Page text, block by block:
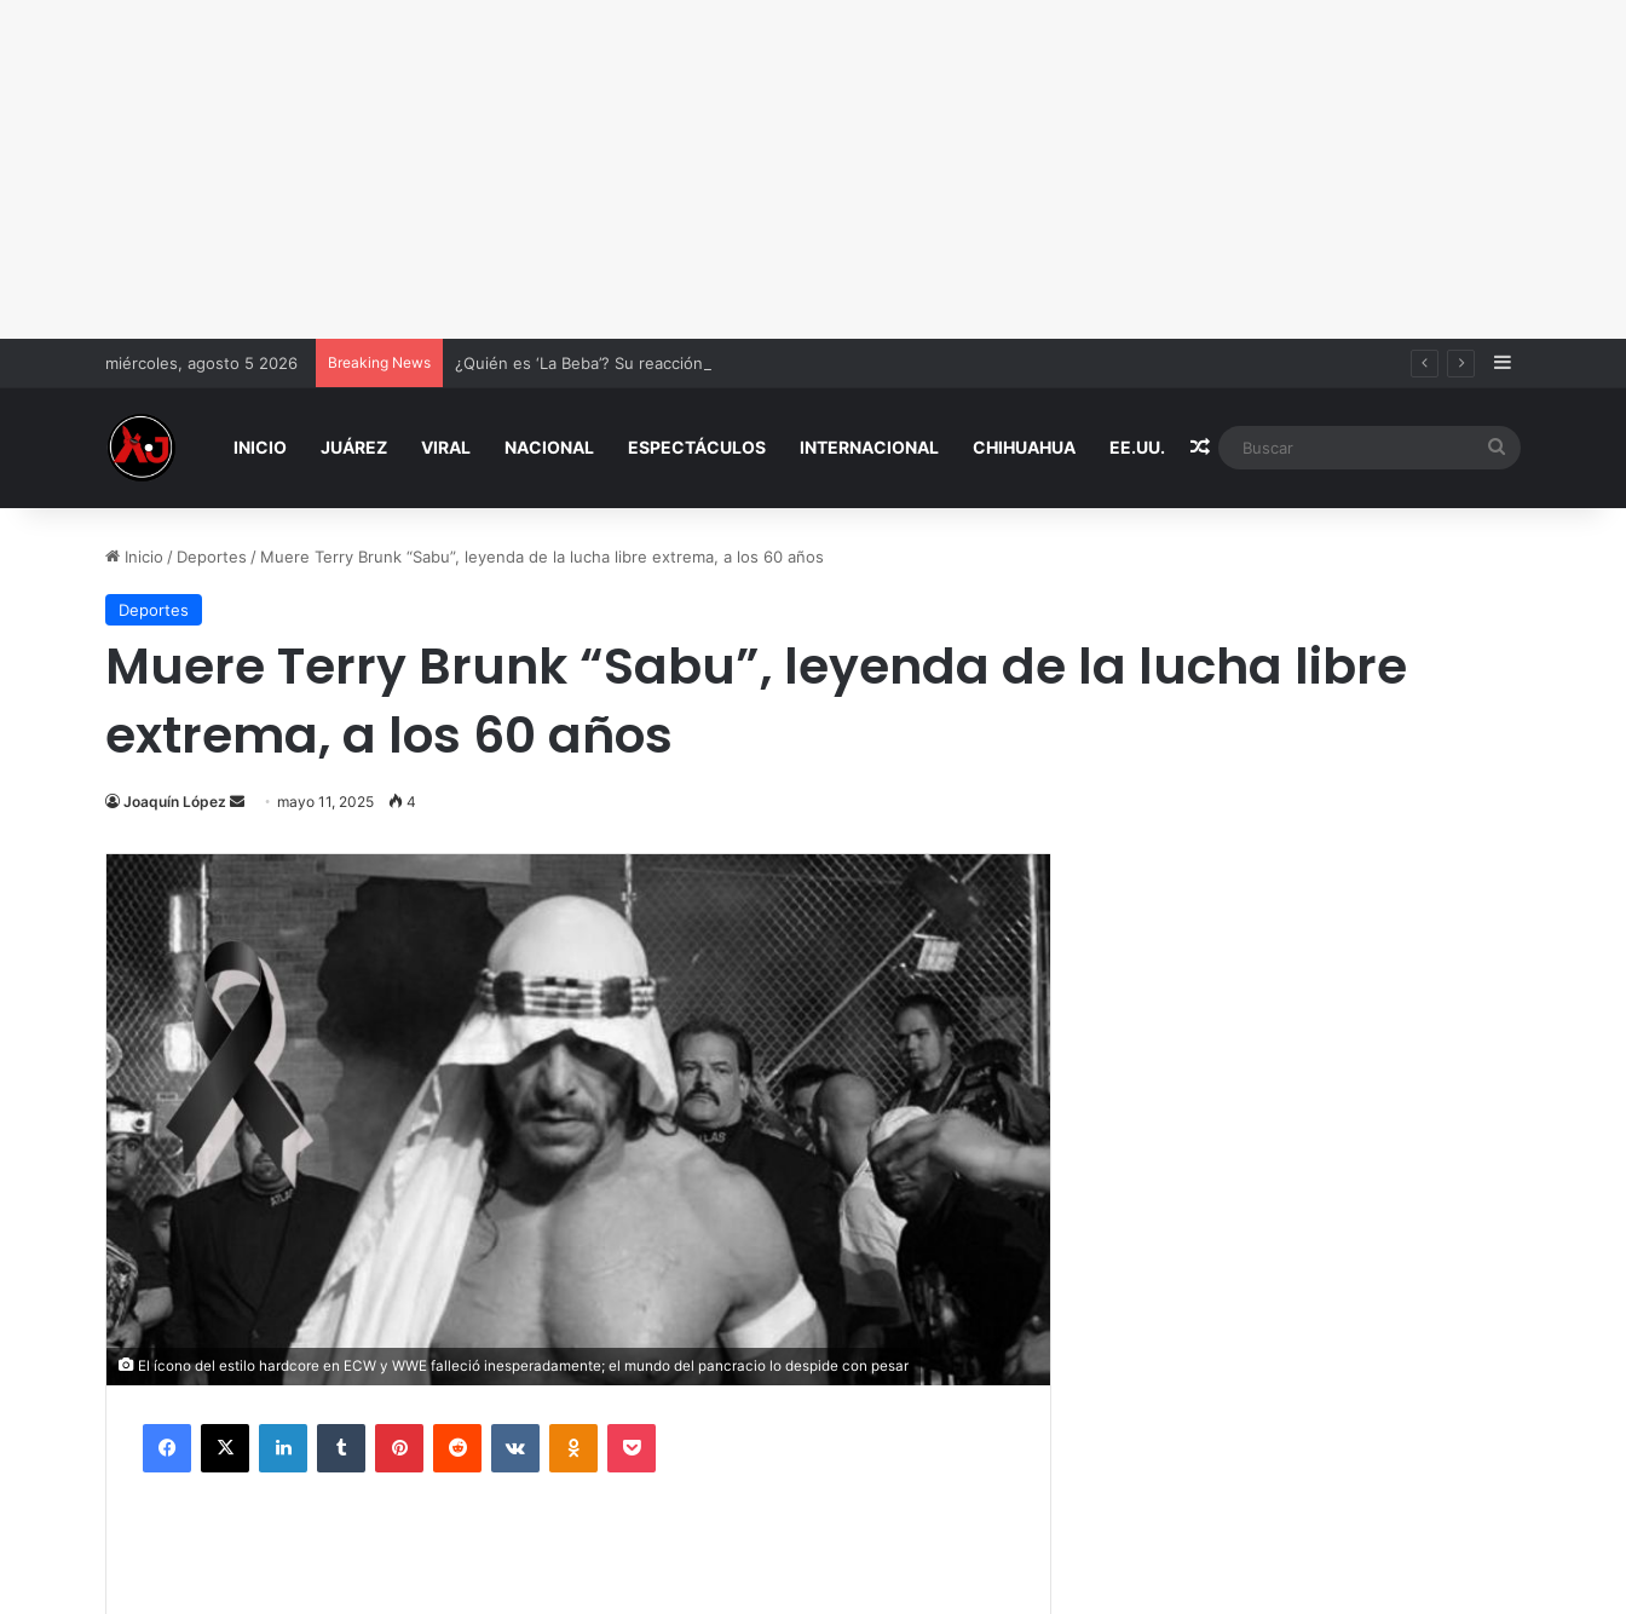
miércoles, agosto 5 2026 Breaking News ¿Quién es ‘La Beba’? Su reacción en vivo tras la mu3rt3 de César Gastélum se viraliza Sidebar
INICIO JUÁREZ VIRAL NACIONAL ESPECTÁCULOS INTERNACIONAL CHIHUAHUA EE.UU. Random Article
Inicio / Deportes / Muere Terry Brunk “Sabu”, leyenda de la lucha libre extrema, a los 60 años
Deportes
Muere Terry Brunk “Sabu”, leyenda de la lucha libre
extrema, a los 60 años
Joaquín López
Send
email
mayo 11, 2025 4
El ícono del estilo hardcore en ECW y WWE falleció inesperadamente; el mundo del pancracio lo despide con pesar
Facebook
X LinkedInTumblr PinterestReddit VKontakteOdnoklassniki
Pocket